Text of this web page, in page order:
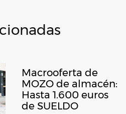
Macrooferta de
MOZO de almacén:
Hasta 1.600 euros
de SUELDO